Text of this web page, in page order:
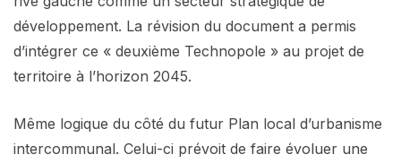
développement. La révision du document a permis
d’intégrer ce « deuxième Technopole » au projet de
territoire à l’horizon 2045.
Même logique du côté du futur Plan local d’urbanisme
intercommunal. Celui-ci prévoit de faire évoluer une